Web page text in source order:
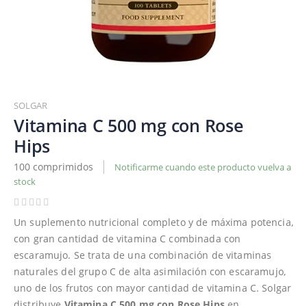
al
comienzo
de
la
galería
de
SOLGAR
Vitamina C 500 mg con Rose
Hips
100 comprimidos
Notificarme cuando este producto vuelva a
stock
Un suplemento nutricional completo y de máxima potencia,
con gran cantidad de vitamina C combinada con
escaramujo. Se trata de una combinación de vitaminas
naturales del grupo C de alta asimilación con escaramujo,
uno de los frutos con mayor cantidad de vitamina C. Solgar